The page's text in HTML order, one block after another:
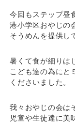
今回もステップ昼
港小学区おやじの
そうめんを提供し
暑くて食が細りは
こども達の為にと
くださいました。
我々おやじの会は
児童や生徒達に美